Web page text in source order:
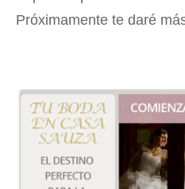
Próximamente te daré